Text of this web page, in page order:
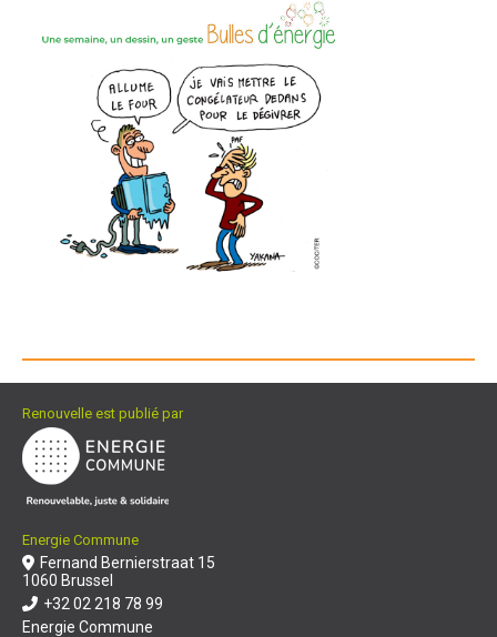
Renouvelle est publié par
Energie Commune
Fernand Bernierstraat 15
1060 Brussel
+32 02 218 78 99
Energie Commune